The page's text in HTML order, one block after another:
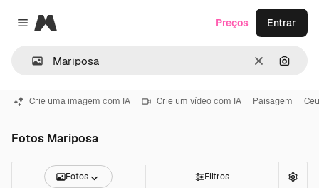
Close menu
Magnific
Limpar
Preços Entrar
Crie uma imagem com IA Crie um vídeo com IA Paisagem Ceu
Fotos Mariposa
Fotos Filtros